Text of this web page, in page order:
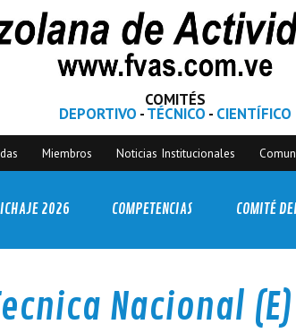
COMITÉS
DEPORTIVO -TÉCNICO - CIENTÍFICO
Miembros Noticias Institucionales
2026 COMPETENCIAS COMITÉ
Nacional